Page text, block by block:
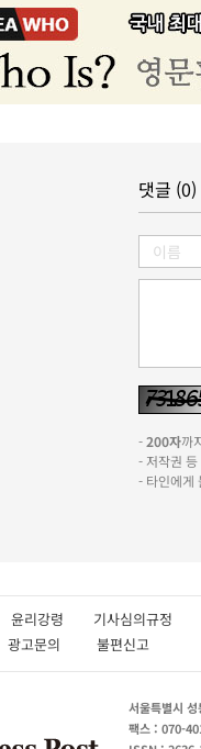
댓글 (0)
-200자까
- 저작권
- 타인에게
윤리강령 기사심의규정
광고문의 불편신고
서울특별시
팩스 : 070-